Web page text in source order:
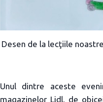
Desen de la lecţiile
Unul dintre aceste
magazinelor Lidl, de